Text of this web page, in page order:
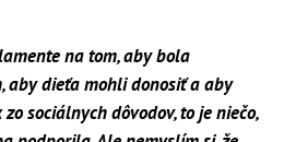
na tom, aby bola
aby dieťa mohli donosiť a aby
sociálnych dôvodov, to je niečo,